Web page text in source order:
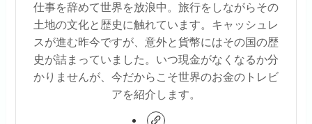
仕事を辞めて世界を放浪中。旅行をしながらその
土地の文化と歴史に触れています。キャッシュレ
スが進む昨今ですが、意外と貨幣にはその国の歴
史が詰まっていました。いつ現金がなくなるか分
かりませんが、今だからこそ世界のお金のトレビ
アを紹介します。